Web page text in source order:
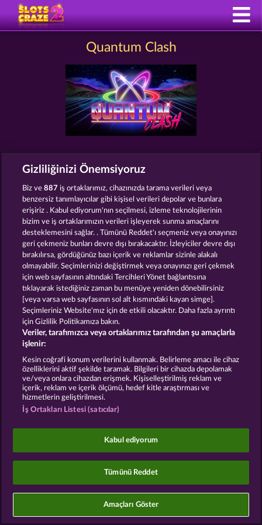
Quantum Clash
Hüküm ve Koşullar
Şirket SSS Facebook
İptal talebini gönder
Sosyal casino oyunları sadece eğlence amaçlıdır ve
gerçek parayla oynanan kumar oyunlarında
gelecekte elde edilebilecek olası başarılar üzerinde
kesinlikle hiçbir etkisi yoktur.
©2026 Whow Games GmbH
Gizliliğinizi Önemsiyoruz
Biz ve887 iş ortaklarımız, cihazınızda tarama verileri veya
benzersiz tanımlayıcılar gibi kişisel verileri depolar ve bunlara
erişiriz . Kabul ediyorum'nın seçilmesi, izleme teknolojilerinin
bizim ve iş ortaklarımızın verileri işleyerek sunma amaçlarını
desteklemesini sağlar. . Tümünü Reddet'ı seçmeniz veya onayınızı
geri çekmeniz bunları devre dışı bırakacaktır. İzleyiciler devre dışı
bırakılırsa, gördüğünüz bazı içerik ve reklamlar sizinle alakalı
olmayabilir. Seçimlerinizi değiştirmek veya onayınızı geri çekmek
için web sayfasının altındaki Tercihleri Yönet bağlantısına
tıklayarak istediğiniz zaman bu menüye yeniden dönebilirsiniz
[veya varsa web sayfasının sol alt kısmındaki kayan simge].
Seçimleriniz Website'mız için de etkili olacaktır. Daha fazla ayrıntı
için Gizlilik Politikamıza bakın.
Veriler, tarafımızca veya ortaklarımız tarafından şu amaçlarla
işlenir:
Kesin coğrafi konum verilerini kullanmak. Belirleme amacı ile cihaz
özelliklerini aktif şekilde taramak. Bilgileri bir cihazda depolamak
ve/veya onlara cihazdan erişmek. Kişiselleştirilmiş reklam ve
içerik, reklam ve içerik ölçümü, hedef kitle araştırması ve
hizmetlerin geliştirilmesi.
İş Ortakları Listesi (satıcılar)
Kabul ediyorum
Tümünü Reddet
Amaçları Göster